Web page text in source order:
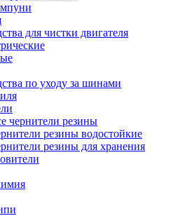
для чистки двигателя
по уходу за шинами
чернители резины
резины водостойкие
резины для хранения